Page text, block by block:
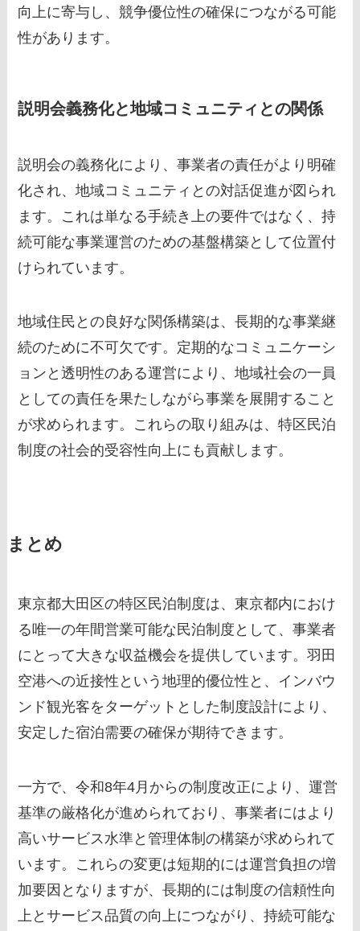
向上に寄与し、競争優位性の確保につながる可能
性があります。
説明会義務化と地域コミュニティとの関係
説明会の義務化により、事業者の責任がより明確
化され、地域コミュニティとの対話促進が図られ
ます。これは単なる手続き上の要件ではなく、持
続可能な事業運営のための基盤構築として位置付
けられています。
地域住民との良好な関係構築は、長期的な事業継
続のために不可欠です。定期的なコミュニケーシ
ョンと透明性のある運営により、地域社会の一員
としての責任を果たしながら事業を展開すること
が求められます。これらの取り組みは、特区民泊
制度の社会的受容性向上にも貢献します。
まとめ
東京都大田区の特区民泊制度は、東京都内におけ
る唯一の年間営業可能な民泊制度として、事業者
にとって大きな収益機会を提供しています。羽田
空港への近接性という地理的優位性と、インバウ
ンド観光客をターゲットとした制度設計により、
安定した宿泊需要の確保が期待できます。
一方で、令和8年4月からの制度改正により、運営
基準の厳格化が進められており、事業者にはより
高いサービス水準と管理体制の構築が求められて
います。これらの変更は短期的には運営負担の増
加要因となりますが、長期的には制度の信頼性向
上とサービス品質の向上につながり、持続可能な